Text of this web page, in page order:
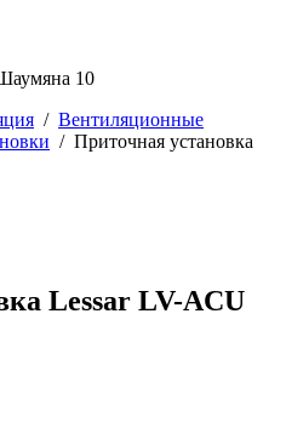
10
/ Вентиляционные
/ Приточная установка
Lessar LV-ACU